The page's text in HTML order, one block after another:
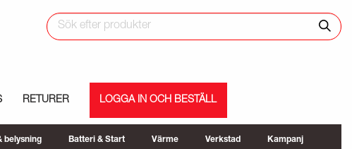
RETURER LOGGA IN OCH BESTÄLL
belysning Batteri & Start Värme Verkstad Kampanj